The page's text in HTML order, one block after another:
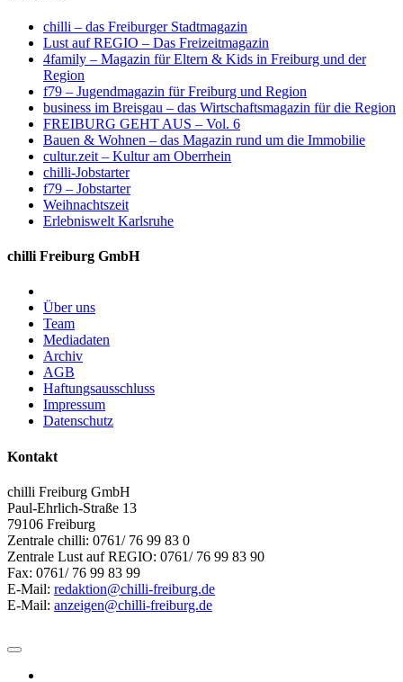
chilli – das Freiburger Stadtmagazin
Lust auf REGIO – Das Freizeitmagazin
4family – Magazin für Eltern & Kids in Freiburg und der
Region
f79 – Jugendmagazin für Freiburg und Region
business im Breisgau – das Wirtschaftsmagazin für die Region
FREIBURG GEHT AUS – Vol. 6
Bauen & Wohnen – das Magazin rund um die Immobilie
cultur.zeit – Kultur am Oberrhein
chilli-Jobstarter
f79 – Jobstarter
Weihnachtszeit
Erlebniswelt Karlsruhe
chilli Freiburg GmbH
Über uns
Team
Mediadaten
Archiv
AGB
Haftungsausschluss
Impressum
Datenschutz
Kontakt
chilli Freiburg GmbH
Paul-Ehrlich-Straße 13
79106 Freiburg
Zentrale chilli: 0761/ 76 99 83 0
Zentrale Lust auf REGIO: 0761/ 76 99 83 90
Fax: 0761/ 76 99 83 99
E-Mail: redaktion@chilli-freiburg.de
E-Mail: anzeigen@chilli-freiburg.de